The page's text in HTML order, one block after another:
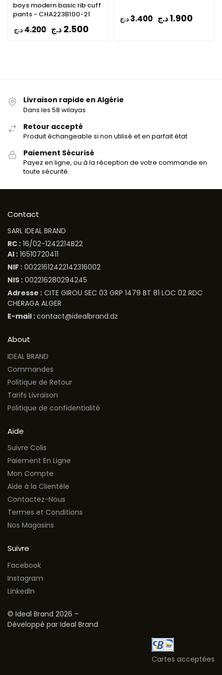
boys modern basic rib cuff
pants - CHA223B100-21
4.200د.ج 2.500 د.ج
3.400د.ج 1.900د.ج
Livraison rapide en Algérie
Dans les 58 wilayas
Retour accepté
Produit échangeable si non utilisé et en parfait état
Paiement Sécurisé
Payez en ligne, ou à la réception de votre commande en
toute sécurité.
Contact
SARL IDEAL BRAND
RC : 16/02-1242214B22
AI : 16510720411
NIF : 00221612422142316002
NIS : 002216280294245
Adresse : CITE GIROU SEC 03 GRP 1479 BT 81 LOC 02 RDC
CHERAGA ALGER
E-mail :contact@idealbrand.dz
About
IDEAL BRAND
Commandes
Politique de Retour
Tarifs Livraison
Politique de confidentialité
Aide
Suivre Colis
Paiement En Ligne
Mon Compte
Aide à la Clientèle
Contactez-Nous
Termes et Conditions
Nos Magasins
Suivre
Facebook
Instagram
LinkedIn
© Ideal Brand 2026 –
Développé par Ideal Brand
Cartes acceptées